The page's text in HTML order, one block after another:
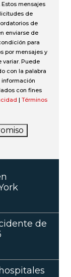
mensajes
de
de
enviarse de
para
por mensajes y
variar. Puede
con la palabra
información
con fines
| Términos
de